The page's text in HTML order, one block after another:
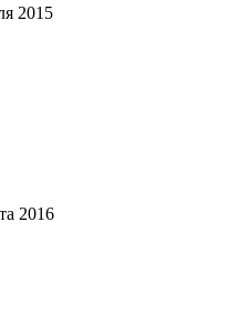
2015
2016